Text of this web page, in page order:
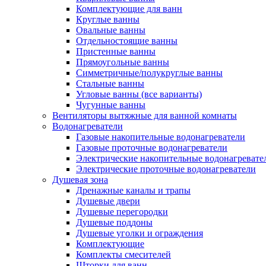
Комплектующие для ванн
Круглые ванны
Овальные ванны
Отдельностоящие ванны
Пристенные ванны
Прямоугольные ванны
Симметричные/полукруглые ванны
Стальные ванны
Угловые ванны (все варианты)
Чугунные ванны
Вентиляторы вытяжные для ванной комнаты
Водонагреватели
Газовые накопительные водонагреватели
Газовые проточные водонагреватели
Электрические накопительные
Электрические проточные водонагреватели
Душевая зона
Дренажные каналы и трапы
Душевые двери
Душевые перегородки
Душевые поддоны
Душевые уголки и ограждения
Комплектующие
Комплекты смесителей